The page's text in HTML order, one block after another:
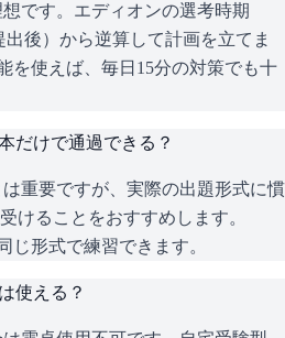
です。エディオンの選考時期
出後）から逆算して計画を立てま
を使えば、毎日15分の対策でも十
だけで通過できる？
重要ですが、実際の出題形式に慣
けることをおすすめします。
じ形式で練習できます。
使える？